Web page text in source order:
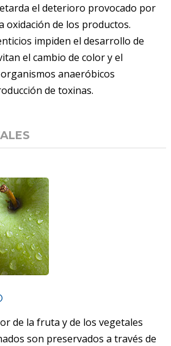
el deterioro provocado por
oxidación de los productos.
impiden el desarrollo de
el cambio de color y el
anaeróbicos
de toxinas.
de la fruta y de los vegetales
son preservados a través de